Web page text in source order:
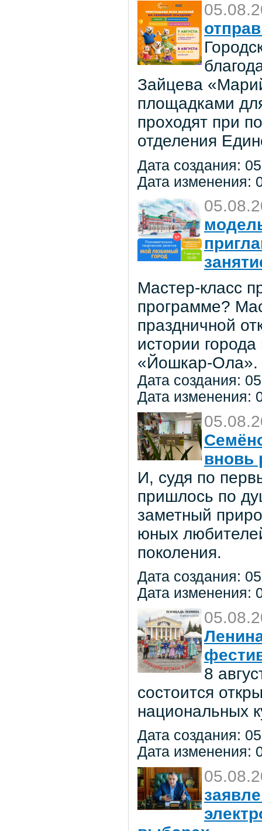
Зайцева
площадками
проходят при
отделения
Дата создания:
Дата изменения:
Мастер-класс
программе?
праздничной
истории
«Йошкар-Ола».
Дата создания:
Дата изменения:
вновь
И, судя по
пришлось по
заметный
юных
поколения.
Дата создания:
Дата изменения:
8
состоится
национальных
Дата создания:
Дата изменения: